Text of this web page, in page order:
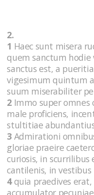
2.
1 Haec sunt misera
quem sanctum hodie
sanctus est, a
vigesimum quintum
suum miserabiliter
2 Immo super omnes
male proficiens,
stultitiae
3 Admirationi
gloriae praeire
curiosis, in
cantilenis, in
4quia praedives erat,
accumulator